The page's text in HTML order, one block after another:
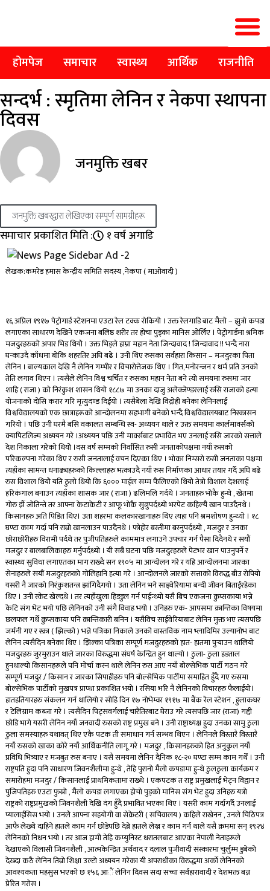
होमपेज समाचार स्वास्थ्य आर्थिक राजनीति
सन्दर्भ : स्मृतिमा लेनिन र नेकपा स्थापना
दिवस
जनमुक्ति खबर
जनमुक्ति खबरद्वारा लेखिएका सम्पूर्ण सामग्रीहरू
समाचार प्रकाशित मिति : १ वर्ष अगाडि
लेखक:कमरेड हमास केन्द्रीय समिति सदस्य ,नेकपा ( माओवादी )
१६ अप्रिल १९१७ पेट्राेगार्ड स्टेशनमा एउटा रेल टक्क राेकियाे । उक्त रेलगाडि बाट मैलो – झुत्राे कपडा
लगाएका साधारण देखिने एकजना बलिष्ठ शरीर तर हाेचा पुड्का मानिस ओर्लिए । पेट्राेगार्डमा श्रमिक
मजदुरहरुकाे अपार भिड थियोे । उक्त भिड्ले हाम्रा महान नेता जिन्दावाद ! जिन्दावाद !! भन्दै नारा
घन्काउदै काँधमा बाेकि शहरतिर अघि बढे । उनी थिए रुसका सर्वहारा किसान – मजदुरका पिता
लेनिन । बाल्यकाल देखि नै लेनिन गम्भीर र विचाराेत्तेजक थिए । गित,मनाेरन्जन र धर्म प्रति उनको
तेति लगाव थिएन । त्यसैले लेनिन विश्व चर्चित र रुसका महान नेता बने त्याे समयमा रुसमा जार
शाहि ( राजा ) काे निरंकुश शासन थियो १८८७ मा उनका दाजु अलेक्जेण्डरलाई रुसि राजाकाे हत्या
याेजनाकाे दाेसि करार गरि मृत्युुदण्ड दिईयाे । त्यसैबेला देखि विद्रोही बनेका लेनिनलाई
विश्वविद्यालयकाे एक छात्राहरूको आन्दोलनमा सहभागी बनेको भन्दै विश्वविद्यालयबाट निस्कासन
गरियो । पछि उनी घरमै बसि वकालत सम्बन्धि स्व- अध्ययन थाले र उक्त समयमा कार्लमार्क्सकाे
क्यापिटलिज्म अध्ययन गरे ।अध्ययन पछि उनी मार्क्सबाट प्रभावित भए उनलाई रुसि जारकाे सत्ताले
देश निकाला गरेको थियोे ।दस वर्ष सम्मकाे निर्वासित रुसी जनताकाेपक्षमा नयाँ रुसको
परिकल्पना गरेका थिए र रुसी जनतालाई वचन दिएका थिए । भाेका निम्सराे रुसी जनताका पक्षमा
त्यहाँका सामन्त धनाढ्यहरुकाे किल्लाहरु भत्काउदै नयाँ रुस निर्माणका आधार तयार गर्दै अघि बढे
रुस विशाल थियोे यति ठुलो थियोे कि ६००० माईल सम्म फैलिएको थियोे तेत्राे विशाल देशलाई
हरिकंगाल बनाउन त्यहाँका शासक जार ( राजा ) ढलिमलि गर्दथे । जनताहरु भाेकै हुन्थे , खेतमा
गाेरु झैं जाेतिन्ते तर आफ्ना केटाकेटी र आफू भाेकै सुत्नुपर्दथ्याे भरपेट कहिल्यै खान पाउदैनथे ।
किसानहरु अति पिडित थिए। उता शहरमा कलकारखानाहरु थिए त्यहा पनि श्रमशाेषण हुन्थ्यो । १८
घण्टा काम गर्दा पनि राम्रो खानलाउन पाउदैनथे । फाेहाेर बस्तीमा बस्नुपर्दथ्याे , मजदुर र उनका
छाेराछाेरीहरु विरामी पर्दथे तर पुजीपतिहरुले काममात्र लगाउने उपचार गर्न पैसा दिदैनथे र सयौं
मजदुर र बालबालिकाहरु मर्नुपर्दथ्याे । यी सबै घटना पछि मजदुरहरुले पेटभर खान पाउनुपर्ने र
स्वास्थ्य सुविधा लगाएतका माग राख्दै सन १९०५ मा आन्दोलन गरे र यहि आन्दोलनमा जारका
सेनाहरुले सयौं मजदुरहरुकाे गाेलिहानि हत्या गरे । आन्दोलनले जारकाे सत्ताकाे विरुद्ध बीउ राेपियाे
यसरी नै जारकाे निरंकुशतन्त्र झांगिदैगयाे । उता लेनिन भने साइवेरियामा बन्दी जीवन बिताईरहेका
थिए । उनी स्केट खेल्दथे । तर त्यहाँखुला हिडडुल गर्न पाईन्थ्याे यसै बिच एकजना क्रुप्सकाया भन्ने
केटि संग भेट भयाे पछि लेनिनको उनी संगै विवाह भयो । उनिहरु एक- आपसमा क्रान्तिका विषयमा
छलफल गर्थें क्रुप्सकाया पनि क्रान्तिकारी बनिन । यसैविच साईवेरियाबाट लेनिन मुक्त भए त्यसपछि
जर्मनी गए र स्क्रा ( झिल्काे ) भन्ने पत्रिका निकाले उनकाे वास्तविक नाम भ्लादिमिर उल्यानाेभ बाट
लेनिन त्यसैदिन बनेका थिए । झिल्का पत्रिका सम्पूर्ण मजदुरहरुकाे हात- हातमा पुर्‍याउन थालियो
मजदुरहरु जुरमुराउन थाले जारका विरुद्धमा संघर्ष केन्द्रित हुन थाल्यो । ठुला- ठुला हडताल
हुनथाल्याे किसानहरूले पनि माेर्चा कस्न थाले लेनिन रुस आए नयाँ बाेल्सेभिक पार्टी गठन गरे
सम्पूर्ण मजदुर / किसान र जारका सिपाहीहरु पनि बाेल्सेभिक पार्टीमा समाहित हुँदै गए रुसमा
बाेल्सेभिक पार्टीको मुखपत्र प्राप्धा प्रकाशित भयाे । रसिया भरि नै लेनिनको विचारहरु फैलाईयाे।
हातहतियारहरु संकलन गर्न थालियाे र साेहि दिन १७ नाेभेम्वर १९१७ मा बैंक रेल स्टेशन , हुलाकघर
र टेलिग्राम कब्जा गरे । त्यसैदिन पिट्सवर्गलाई चारैतिरबाट घेराउ गरे त्यसपछि जार (राजा) गद्दी
छाेडि भागे यसरी लेनिन नयाँ जनवादी रुसकाे राष्ट्र प्रमुख बने । उनी राष्ट्राध्यक्ष हुदा उनका सामु ठुला
ठुला समस्याहरु यथावत् थिए एकै पटक ती समाधान गर्न सम्भव थिएन । लेनिनले विस्तारै विस्तारै
नयाँ रुसकाे खाका काेरे नयाँ आर्थिकनीति लागू गरे । मजदुर , किसानहरुकाे हित अनुकुल नयाँ
प्रविधि भित्र्याए र मजबुत रुस बनाए । यसै समयमा लेनिन दैनिक १८-२० घण्टा सम्म काम गर्थें । उनी
राष्ट्रपति हुदा पनि साधारण जिवनशैलीमा हुन्थे , तेहि पुरानो मैलो कपडामा हुन्थे ठुलठुला कार्यक्रम र
समारोहमा मजदुर / किसानलाई प्राथमिकतामा राख्थे । एकपटक त राष्ट्र प्रमुखलाई भेट्न विद्वान र
पुजिपतिहरु एउटा फुस्राे , मैलो कपडा लगाएका हाेचाे पुड्को मानिस संग भेट हुदा उनिहरु यत्राे
राष्ट्रकाे राष्ट्रप्रमुखकाे जिवनशैली देखि दंग हुँदै प्रभावित भएका थिए । यसरी काम गर्दागर्दै उनलाई
प्यालाईसिस भयो । उनलेे आफ्ना सहयोगी वा सेक्रेटरी ( सचिवालय ) कहिले राखेनन , उनले चिठिपत्र
आफै लेख्थे दाहिने हातले काम गर्न छाेडेपछि देब्रे हातले लेख्न र काम गर्न थाले यसै क्रममा सन् १९२४
लेनिनको निधन भयो । तर आज हामी तेहि कम्युनिस्ट धरातलबाट आएका नेपाली नेताहरूले
देखाएको विलासी जिवनशैली , आत्मकेन्द्रित अर्थवाद र दलाल पुजीवादी संस्कारमा चुर्लुम्म डुबेको
देख्दा कठै लेनिन तिम्रो शिक्षा उल्टाे अध्ययन गरेका यी अपराधीका विरुद्धमा अर्को लेनिनकाे
आवश्यकता महसुस भएको छ १५६ आैं लेनिन दिवस सदा सच्चा सर्वहारावादी र देशभक्त बन्न
प्रेरित गराेस ।